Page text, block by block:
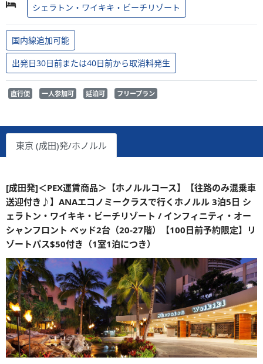
シェラトン・ワイキキ・ビーチリゾート
国内線追加可能
出発日30日前または40日前から取消料発生
直行便 一人参加可 延泊可 フリープラン
東京 (成田)発/ホノルル
[成田発]＜PEX運賃商品＞【ホノルルコース】【往路のみ混乗車
送迎付き♪】ANAエコノミークラスで行くホノルル 3泊5日 シ
ェラトン・ワイキキ・ビーチリゾート / インフィニティ・オー
シャンフロント ベッド2台（20-27階）【100日前予約限定】リ
ゾートパス$50付き（1室1泊につき）